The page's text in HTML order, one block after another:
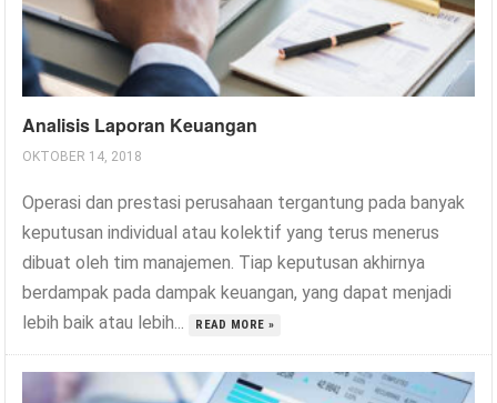
Analisis Laporan Keuangan
OKTOBER 14, 2018
Operasi dan prestasi perusahaan tergantung pada banyak
keputusan individual atau kolektif yang terus menerus
dibuat oleh tim manajemen. Tiap keputusan akhirnya
berdampak pada dampak keuangan, yang dapat menjadi
lebih baik atau lebih...
READ MORE »